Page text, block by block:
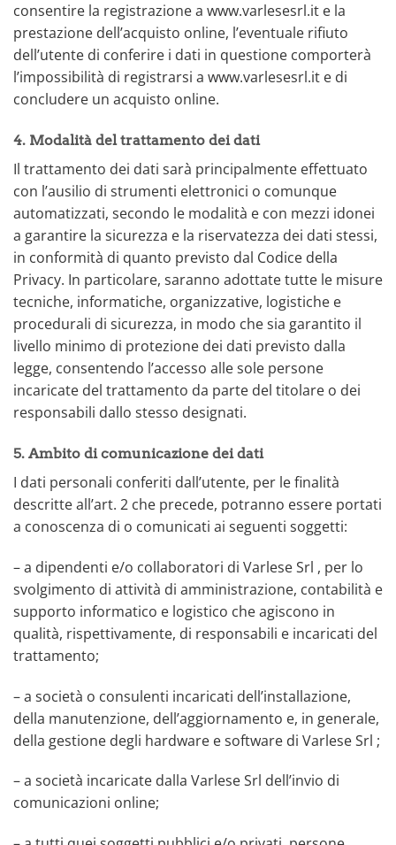
consentire la registrazione a www.varlesesrl.it e la
prestazione dell’acquisto online, l’eventuale rifiuto
dell’utente di conferire i dati in questione comporterà
l’impossibilità di registrarsi a www.varlesesrl.it e di
concludere un acquisto online.
4. Modalità del trattamento dei dati
Il trattamento dei dati sarà principalmente effettuato
con l’ausilio di strumenti elettronici o comunque
automatizzati, secondo le modalità e con mezzi idonei
a garantire la sicurezza e la riservatezza dei dati stessi,
in conformità di quanto previsto dal Codice della
Privacy. In particolare, saranno adottate tutte le misure
tecniche, informatiche, organizzative, logistiche e
procedurali di sicurezza, in modo che sia garantito il
livello minimo di protezione dei dati previsto dalla
legge, consentendo l’accesso alle sole persone
incaricate del trattamento da parte del titolare o dei
responsabili dallo stesso designati.
5. Ambito di comunicazione dei dati
I dati personali conferiti dall’utente, per le finalità
descritte all’art. 2 che precede, potranno essere portati
a conoscenza di o comunicati ai seguenti soggetti:
– a dipendenti e/o collaboratori di Varlese Srl , per lo
svolgimento di attività di amministrazione, contabilità e
supporto informatico e logistico che agiscono in
qualità, rispettivamente, di responsabili e incaricati del
trattamento;
– a società o consulenti incaricati dell’installazione,
della manutenzione, dell’aggiornamento e, in generale,
della gestione degli hardware e software di Varlese Srl ;
– a società incaricate dalla Varlese Srl dell’invio di
comunicazioni online;